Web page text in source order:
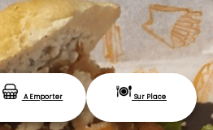
A Emporter Sur Place